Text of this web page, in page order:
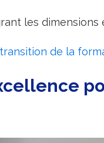
les dimensions
de la